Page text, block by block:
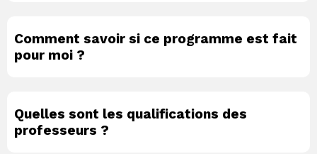
Comment savoir si ce programme est fait
pour moi ?
Quelles sont les qualifications des
professeurs ?